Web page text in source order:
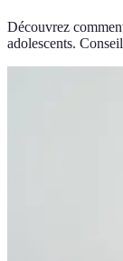
Découvrez
adolescents.